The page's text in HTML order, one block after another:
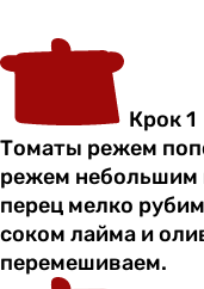
Крок 1
Томаты режем
режем небольшим
перец мелко
соком лайма и
перемешиваем.